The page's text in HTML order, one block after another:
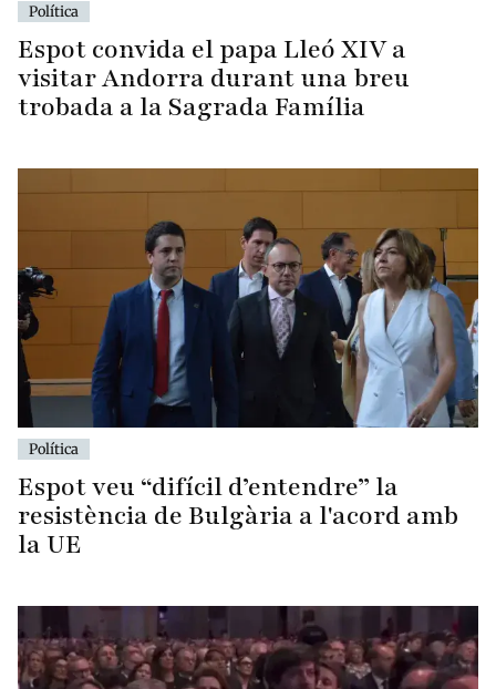
Política
Espot convida el papa Lleó XIV a
visitar Andorra durant una breu
trobada a la Sagrada Família
Política
Espot veu “difícil d’entendre” la
resistència de Bulgària a l'acord amb
la UE